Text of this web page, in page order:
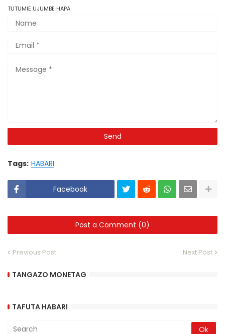
TUTUMIE UJUMBE HAPA
Tags: HABARI
Facebook
Post a Comment (0)
Previous Post Next Post
TANGAZO MONETAG
TAFUTA HABARI